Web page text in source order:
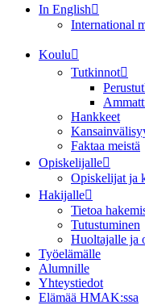
In English
International
Koulu
Tutkinnot
Hankkeet
Faktaa meistä
Opiskelijalle
Opiskelijat ja
Hakijalle
Tietoa
Tutustuminen
Huoltajalle ja
Työelämälle
Alumnille
Yhteystiedot
Elämää HMAK:ssa